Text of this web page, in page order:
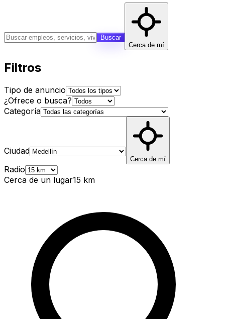
Buscar
Cerca de mí
Filtros
Tipo de anuncio
¿Ofrece o busca?
Categoría
Ciudad
Cerca de mí
Radio
Cerca de un lugar15 km